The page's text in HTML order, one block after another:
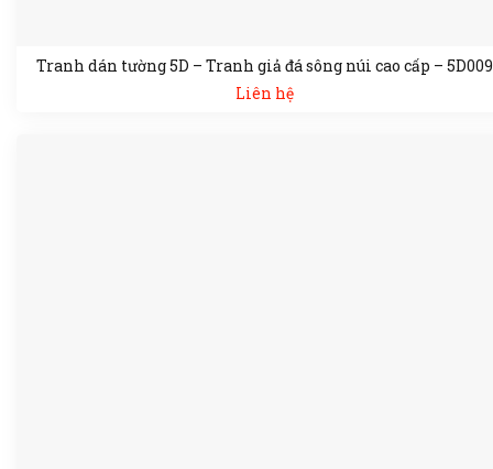
Tranh dán tường 5D – Tranh giả đá sông núi cao cấp – 5D009
Liên hệ